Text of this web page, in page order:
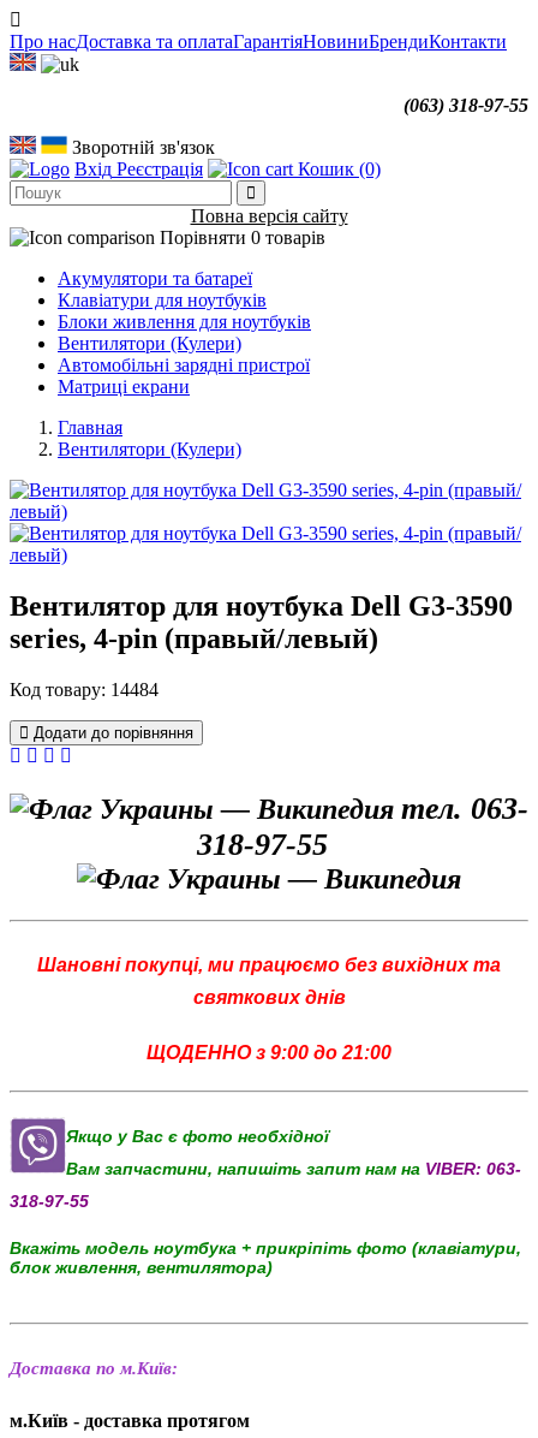
Про насДоставка та оплатаГарантіяНовиниБрендиКонтакти
(063) 318-97-55
Зворотній зв'язок
Вхід Реєстрація Кошик (0)
Повна версія сайту
Порівняти 0 товарів
Акумулятори та батареї
Клавіатури для ноутбуків
Блоки живлення для ноутбуків
Вентилятори (Кулери)
Автомобільні зарядні пристрої
Матриці екрани
Главная
Вентилятори (Кулери)
Вентилятор для ноутбука Dell G3-3590
series, 4-pin (правый/левый)
Код товару: 14484
Додати до порівняння
тел. 063-
318-97-55
Шановні покупці, ми працюємо без вихідних та
святкових днів
ЩОДЕННО з 9:00 до 21:00
Якщо у Вас є фото необхідної
Вам запчастини, напишіть запит нам на VIBER: 063-
318-97-55
Вкажіть модель ноутбука + прикріпіть фото (клавіатури,
блок живлення, вентилятора)
Доставка по м.Київ:
м.Київ - доставка протягом